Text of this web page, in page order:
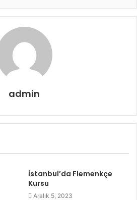
admin
İstanbul’da Flemenkçe
Kursu
Aralık 5, 2023